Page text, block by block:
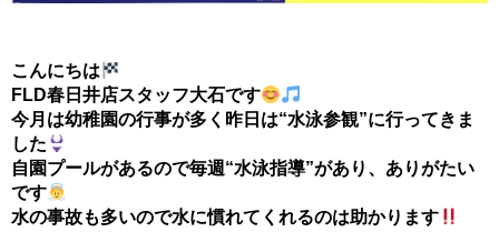
こんにちは
FLD春日井店スタッフ大石です
今月は幼稚園の行事が多く昨日は“水泳参観”に行ってきま
した
自園プールがあるので毎週“水泳指導”があり、ありがたい
です
水の事故も多いので水に慣れてくれるのは助かります